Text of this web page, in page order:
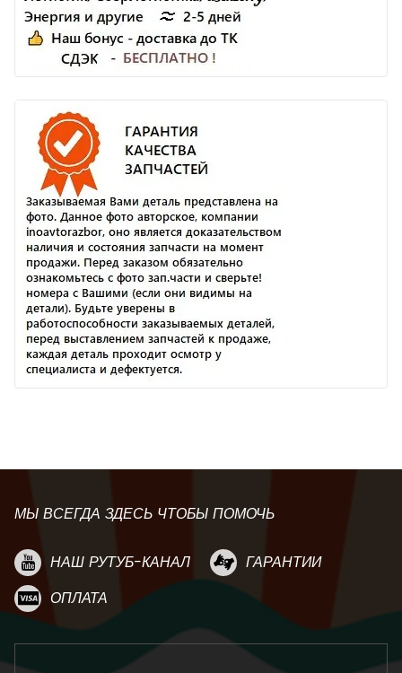
МЫ ВСЕГДА ЗДЕСЬ ЧТОБЫ ПОМОЧЬ
НАШ РУТУБ-КАНАЛ
ГАРАНТИИ
ОПЛАТА